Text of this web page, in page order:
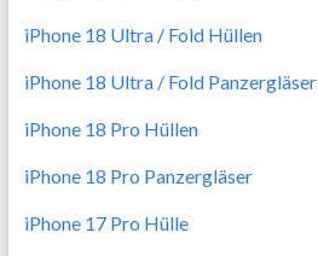
iPhone 18 Ultra / Fold Hüllen
iPhone 18 Ultra / Fold Panzergläser
iPhone 18 Pro Hüllen
iPhone 18 Pro Panzergläser
iPhone 17 Pro Hülle